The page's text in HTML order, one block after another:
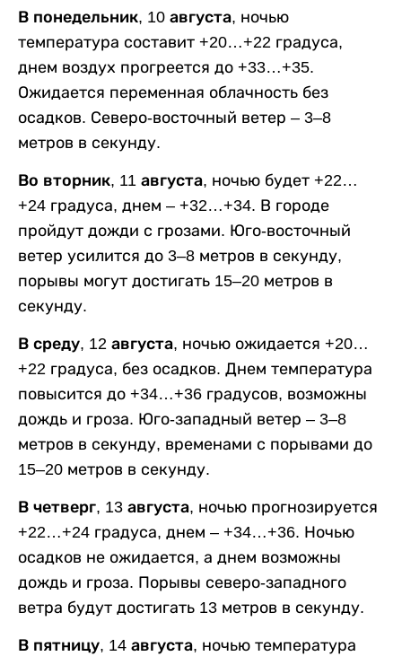
В понедельник, 10 августа, ночью
температура составит +20…+22 градуса,
днем воздух прогреется до +33…+35.
Ожидается переменная облачность без
осадков. Северо-восточный ветер – 3–8
метров в секунду.
Во вторник, 11 августа, ночью будет +22…
+24 градуса, днем – +32…+34. В городе
пройдут дожди с грозами. Юго-восточный
ветер усилится до 3–8 метров в секунду,
порывы могут достигать 15–20 метров в
секунду.
В среду, 12 августа, ночью ожидается +20…
+22 градуса, без осадков. Днем температура
повысится до +34…+36 градусов, возможны
дождь и гроза. Юго-западный ветер – 3–8
метров в секунду, временами с порывами до
15–20 метров в секунду.
В четверг, 13 августа, ночью прогнозируется
+22…+24 градуса, днем – +34…+36. Ночью
осадков не ожидается, а днем возможны
дождь и гроза. Порывы северо-западного
ветра будут достигать 13 метров в секунду.
В пятницу, 14 августа, ночью температура